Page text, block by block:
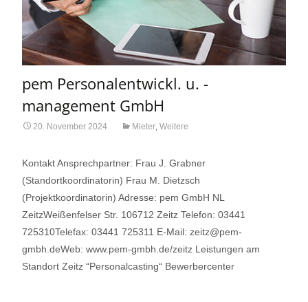
pem Personalentwickl. u. -
management GmbH
20. November 2024 Mieter, Weitere
Kontakt Ansprechpartner: Frau J. Grabner
(Standortkoordinatorin) Frau M. Dietzsch
(Projektkoordinatorin) Adresse: pem GmbH NL
ZeitzWeißenfelser Str. 106712 Zeitz Telefon: 03441
725310Telefax: 03441 725311 E-Mail: zeitz@pem-
gmbh.deWeb: www.pem-gmbh.de/zeitz Leistungen am
Standort Zeitz “Personalcasting“ Bewerbercenter